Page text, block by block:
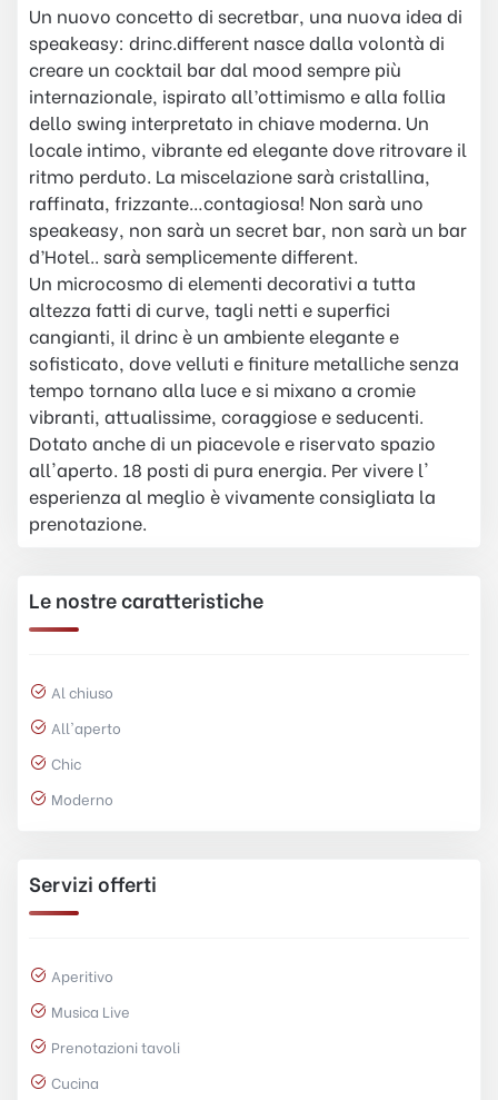
Un nuovo concetto di secretbar, una nuova idea di
speakeasy: drinc.different nasce dalla volontà di
creare un cocktail bar dal mood sempre più
internazionale, ispirato all’ottimismo e alla follia
dello swing interpretato in chiave moderna. Un
locale intimo, vibrante ed elegante dove ritrovare il
ritmo perduto. La miscelazione sarà cristallina,
raffinata, frizzante…contagiosa! Non sarà uno
speakeasy, non sarà un secret bar, non sarà un bar
d’Hotel.. sarà semplicemente different.
Un microcosmo di elementi decorativi a tutta
altezza fatti di curve, tagli netti e superfici
cangianti, il drinc è un ambiente elegante e
sofisticato, dove velluti e finiture metalliche senza
tempo tornano alla luce e si mixano a cromie
vibranti, attualissime, coraggiose e seducenti.
Dotato anche di un piacevole e riservato spazio
all'aperto. 18 posti di pura energia. Per vivere l'
esperienza al meglio è vivamente consigliata la
prenotazione.
Le nostre caratteristiche
Al chiuso
All'aperto
Chic
Moderno
Servizi offerti
Aperitivo
Musica Live
Prenotazioni tavoli
Cucina